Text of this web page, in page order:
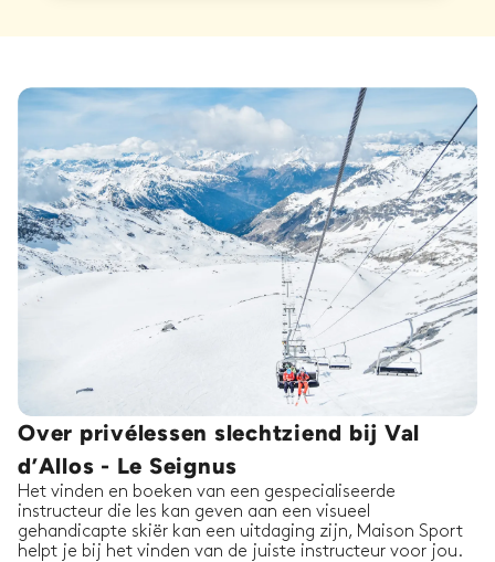
Over privélessen slechtziend bij Val
d’Allos - Le Seignus
Het vinden en boeken van een gespecialiseerde
instructeur die les kan geven aan een visueel
gehandicapte skiër kan een uitdaging zijn, Maison Sport
helpt je bij het vinden van de juiste instructeur voor jou.